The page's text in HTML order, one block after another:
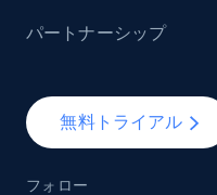
無料トライアル
フォロー
パートナーシップ